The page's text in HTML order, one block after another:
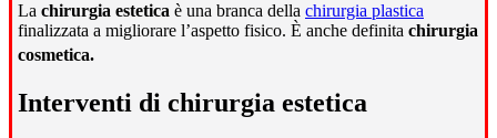
La chirurgia estetica è una branca della chirurgia plastica
finalizzata a migliorare l’aspetto fisico. È anche definita chirurgia
cosmetica.
Interventi di chirurgia estetica